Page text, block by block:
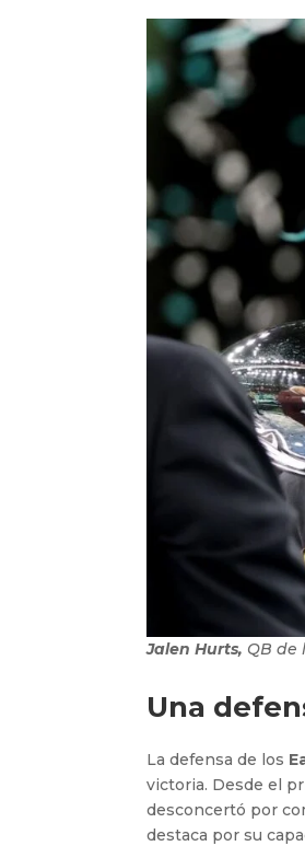
Jalen Hurts, QB de
Una
La defensa de los
victoria. Desde el
desconcertó por
destaca por su